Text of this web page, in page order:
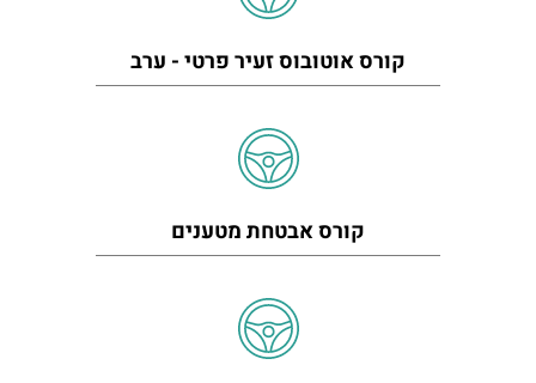
קורס אוטובוס זעיר פרטי - ערב
קורס אבטחת מטענים